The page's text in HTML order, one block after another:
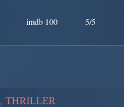
imdb 100 5/5
, THRILLER